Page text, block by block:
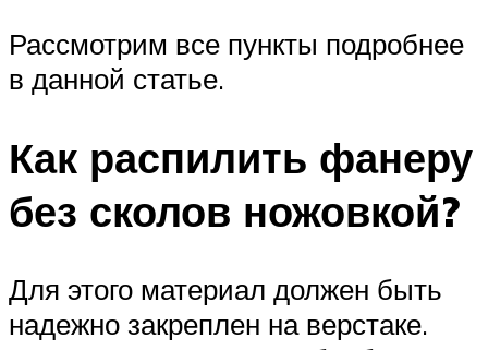
Рассмотрим все пункты подробнее
в данной статье.
Как распилить фанеру
без сколов ножовкой?
Для этого материал должен быть
надежно закреплен на верстаке.